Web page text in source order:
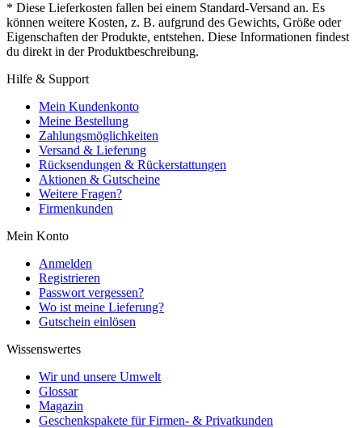
* Diese Lieferkosten fallen bei einem Standard-Versand an. Es
können weitere Kosten, z. B. aufgrund des Gewichts, Größe oder
Eigenschaften der Produkte, entstehen. Diese Informationen findest
du direkt in der Produktbeschreibung.
Hilfe & Support
Mein Kundenkonto
Meine Bestellung
Zahlungsmöglichkeiten
Versand & Lieferung
Rücksendungen & Rückerstattungen
Aktionen & Gutscheine
Weitere Fragen?
Firmenkunden
Mein Konto
Anmelden
Registrieren
Passwort vergessen?
Wo ist meine Lieferung?
Gutschein einlösen
Wissenswertes
Wir und unsere Umwelt
Glossar
Magazin
Geschenkspakete für Firmen- & Privatkunden